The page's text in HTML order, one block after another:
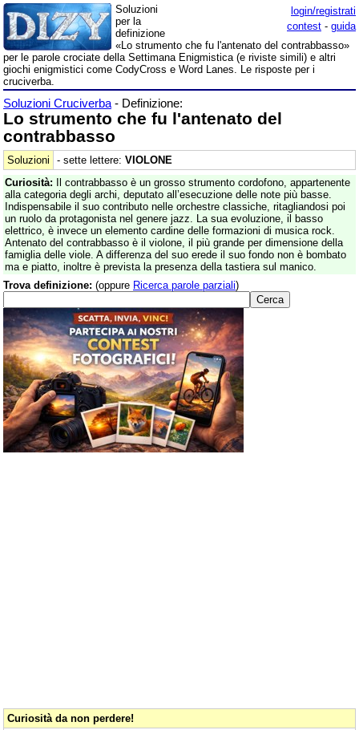
login/registrati
contest - guida
Soluzioni
per la
definizione
«Lo strumento che fu l'antenato del contrabbasso»
per le parole crociate della Settimana Enigmistica (e riviste simili) e altri
giochi enigmistici come CodyCross e Word Lanes. Le risposte per i
cruciverba.
Soluzioni Cruciverba - Definizione:
Lo strumento che fu l'antenato del
contrabbasso
Soluzioni - sette lettere: VIOLONE
Curiosità: Il contrabbasso è un grosso strumento cordofono, appartenente
alla categoria degli archi, deputato all’esecuzione delle note più basse.
Indispensabile il suo contributo nelle orchestre classiche, ritagliandosi poi
un ruolo da protagonista nel genere jazz. La sua evoluzione, il basso
elettrico, è invece un elemento cardine delle formazioni di musica rock.
Antenato del contrabbasso è il violone, il più grande per dimensione della
famiglia delle viole. A differenza del suo erede il suo fondo non è bombato
ma e piatto, inoltre è prevista la presenza della tastiera sul manico.
Trova definizione: (oppure Ricerca parole parziali)
Curiosità da non perdere!